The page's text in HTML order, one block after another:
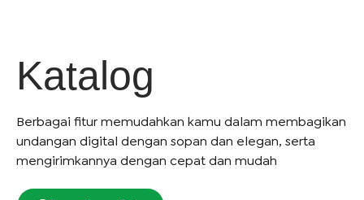
Katalog
Berbagai fitur memudahkan kamu dalam membagikan
undangan digital dengan sopan dan elegan, serta
mengirimkannya dengan cepat dan mudah